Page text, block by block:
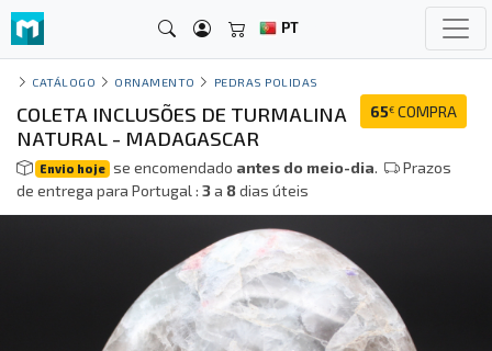
PT
CATÁLOGO ORNAMENTO PEDRAS POLIDAS
65€ COMPRA
COLETA INCLUSÕES DE TURMALINA
NATURAL - MADAGASCAR
Envio hoje se encomendado antes do meio-dia.
Prazos
de entrega para Portugal : 3a 8dias úteis